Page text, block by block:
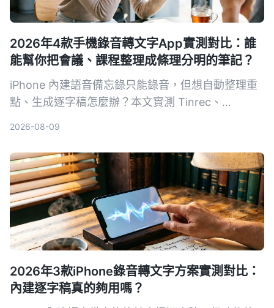
2026年4款手機錄音轉文字App實測對比：誰
能幫你把會議、課程整理成條理分明的筆記？
iPhone 內建語音備忘錄只能錄音，但想自動整理重
點、生成逐字稿怎麼辦？本文實測 Tinrec、
解析，幫你找到最適合的手機錄音轉文字方案。
2026-08-09
2026年3款iPhone錄音轉文字方案實測對比：
內建逐字稿真的夠用嗎？